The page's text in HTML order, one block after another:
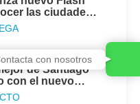
las ciudades
en el Gran
de Santiago
con el nuevo
Travel Perú
con nosotros